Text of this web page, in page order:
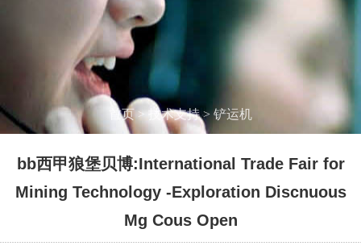
首页 > 技术支持>铲运机
bb西甲狼堡贝博:International Trade Fair for
Mining Technology -Exploration Discnuous
Mg Cous Open